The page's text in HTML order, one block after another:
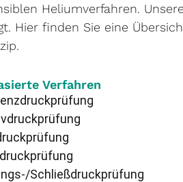
Heliumverfahren.
Hier finden Sie eine
Verfahren
Schließdruckprüfung